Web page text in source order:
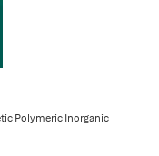
Polymeric Inorganic